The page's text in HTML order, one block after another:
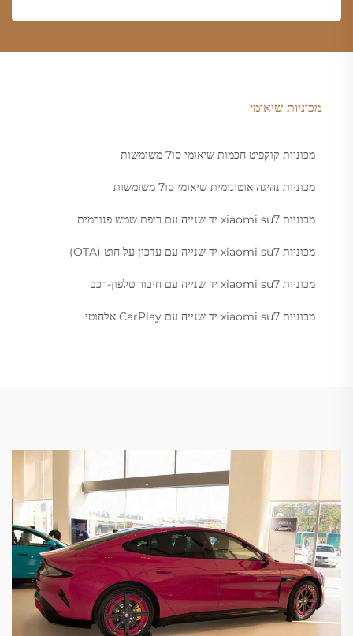
מכוניות שיאומי
מכוניות קוקפיט חכמות שיאומי סו7 משומשות
מכוניות נהיגה אוטונומית שיאומי סו7 משומשות
מכוניות xiaomi su7 יד שנייה עם ריפת שמש פנורמית
מכוניות xiaomi su7 יד שנייה עם עדכון על חוט (OTA)
מכוניות xiaomi su7 יד שנייה עם חיבור טלפון-רכב
מכוניות xiaomi su7 יד שנייה עם CarPlay אלחוטי